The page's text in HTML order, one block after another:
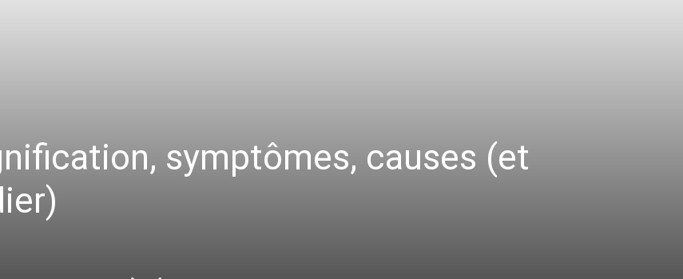
symptômes, causes (et